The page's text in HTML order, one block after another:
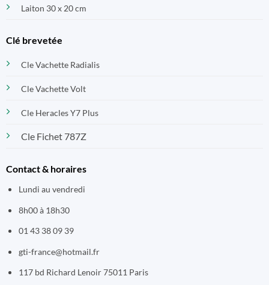
Laiton 30 x 20 cm
Clé brevetée
Cle Vachette Radialis
Cle Vachette Volt
Cle Heracles Y7 Plus
Cle Fichet 787Z
Contact & horaires
Lundi au vendredi
8h00 à 18h30
01 43 38 09 39
gti-france@hotmail.fr
117 bd Richard Lenoir 75011 Paris